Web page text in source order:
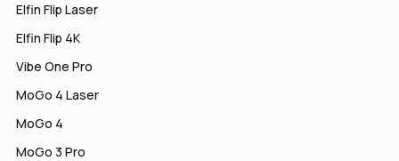
Elfin Flip Laser
Elfin Flip 4K
Vibe One Pro
MoGo 4 Laser
MoGo 4
MoGo 3 Pro